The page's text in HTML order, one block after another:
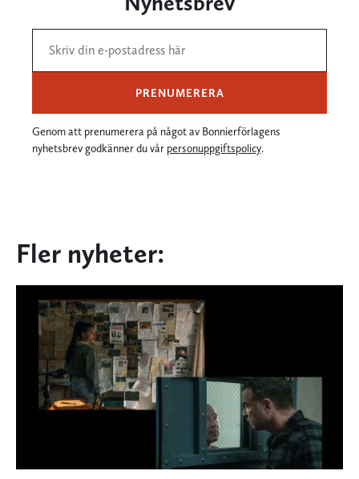
PRENUMERERA
Genom att prenumerera på något av Bonnierförlagens
nyhetsbrev godkänner du vår personuppgiftspolicy.
Fler nyheter: